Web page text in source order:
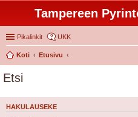
Tampereen
Pikalinkit UKK
Koti Etusivu
Etsi
HAKULAUSEKE